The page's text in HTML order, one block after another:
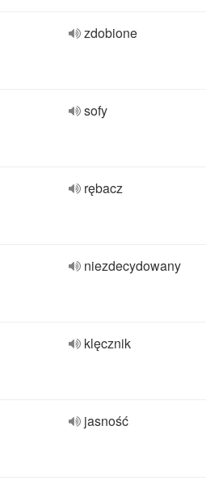
zdobione
sofy
rębacz
niezdecydowany
klęcznik
jasność